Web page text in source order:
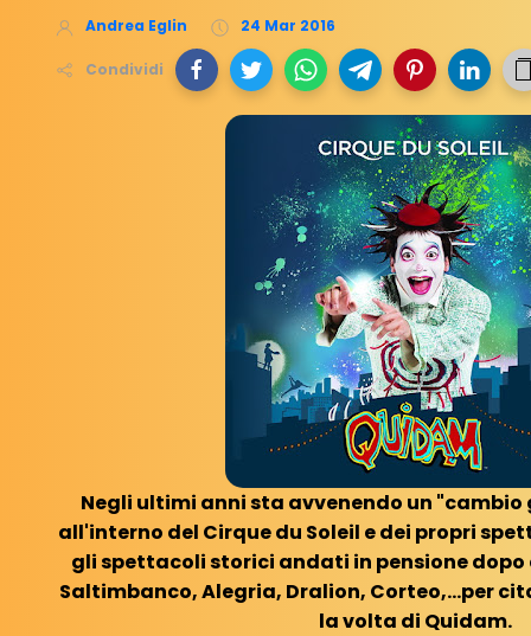
Andrea Eglin 24 Mar 2016
Condividi
Negli ultimi anni sta avvenendo un
all'interno del Cirque du Soleil e dei propri
gli spettacoli storici andati in pensione dopo
Saltimbanco, Alegria, Dralion, Corteo,...per
la volta di Quidam.